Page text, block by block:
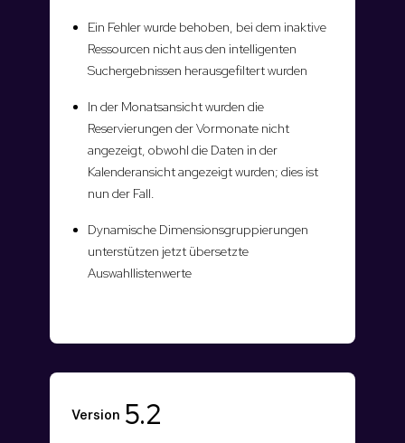
Ein Fehler wurde behoben, bei dem inaktive
Ressourcen nicht aus den intelligenten
Suchergebnissen herausgefiltert wurden
In der Monatsansicht wurden die
Reservierungen der Vormonate nicht
angezeigt, obwohl die Daten in der
Kalenderansicht angezeigt wurden; dies ist
nun der Fall.
Dynamische Dimensionsgruppierungen
unterstützen jetzt übersetzte
Auswahllistenwerte
Version 5.2